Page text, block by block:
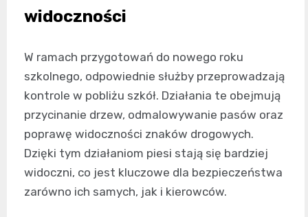
widoczności
W ramach przygotowań do nowego roku
szkolnego, odpowiednie służby przeprowadzają
kontrole w pobliżu szkół. Działania te obejmują
przycinanie drzew, odmalowywanie pasów oraz
poprawę widoczności znaków drogowych.
Dzięki tym działaniom piesi stają się bardziej
widoczni, co jest kluczowe dla bezpieczeństwa
zarówno ich samych, jak i kierowców.